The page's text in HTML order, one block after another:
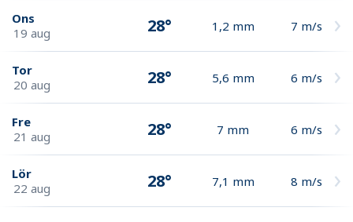
Ons
19 aug
28° 1,2 mm 7 m/s
Tor
20 aug
28° 5,6 mm 6 m/s
Fre
21 aug
28° 7 mm 6 m/s
Lör
22 aug
28° 7,1 mm 8 m/s